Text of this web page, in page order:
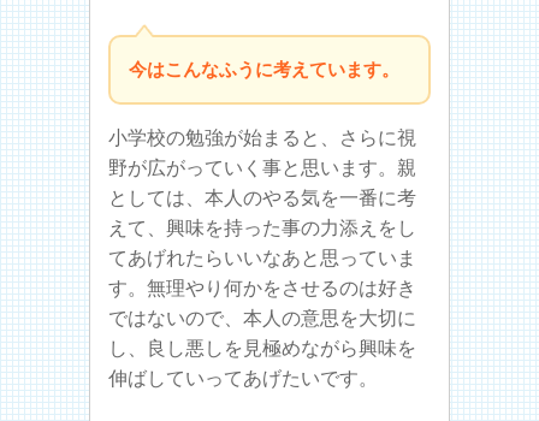
今はこんなふうに考えています。
小学校の勉強が始まると、さらに視
野が広がっていく事と思います。親
としては、本人のやる気を一番に考
えて、興味を持った事の力添えをし
てあげれたらいいなあと思っていま
す。無理やり何かをさせるのは好き
ではないので、本人の意思を大切に
し、良し悪しを見極めながら興味を
伸ばしていってあげたいです。